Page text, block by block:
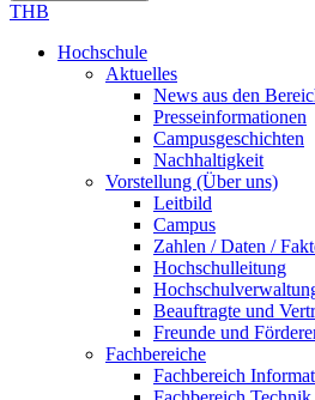
THB
Hochschule
Aktuelles
News aus den
Presseinformationen
Campusgeschichten
Nachhaltigkeit
Vorstellung (Über uns)
Leitbild
Campus
Zahlen / Daten /
Hochschulleitung
Beauftragte und
Freunde und
Fachbereiche
Fachbereich